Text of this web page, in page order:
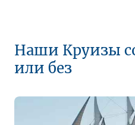
Наши Круизы
или без